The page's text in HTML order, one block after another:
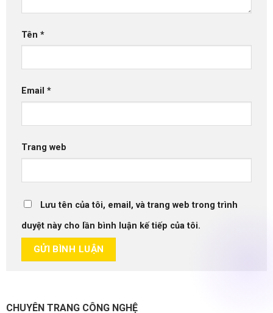
Tên *
Email *
Trang web
Lưu tên của tôi, email, và trang web trong trình
duyệt này cho lần bình luận kế tiếp của tôi.
CHUYÊN TRANG CÔNG NGHỆ